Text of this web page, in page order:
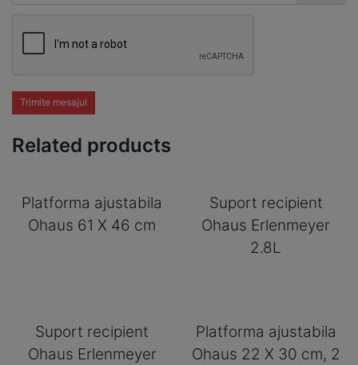
Trimite mesajul
Related products
Platforma ajustabila
Ohaus 61 X 46 cm
Suport recipient
Ohaus Erlenmeyer
2.8L
Suport recipient
Ohaus Erlenmeyer
Platforma ajustabila
Ohaus 22 X 30 cm, 2